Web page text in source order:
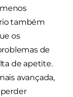
também
os
de
de apetite.
avançada,